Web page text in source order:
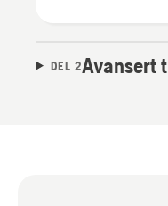
DEL 2Avansert